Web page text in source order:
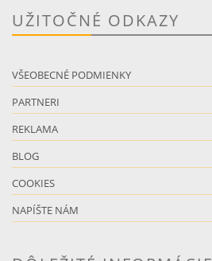
UŽITOČNÉ ODKAZY
VŠEOBECNÉ PODMIENKY
PARTNERI
REKLAMA
BLOG
COOKIES
NAPÍŠTE NÁM